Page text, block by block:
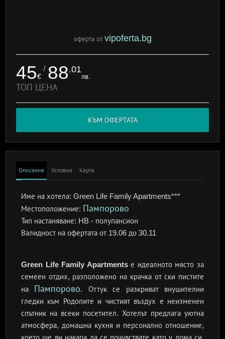
оферта от vipoferta.bg
45€
/ 88.01
лв.
ТОП ЦЕНА
КЪМ ОФЕРТАТА
Описание Условия Карта
Име на хотела:Green Life Family Apartments***
Местоположение: Пампорово
Тип настаняване: HB - полупансион
Валидност на офертатаот 19.06 до 30.11
Green Life Family Apartmentsе идеалното място за
семеен отдих, разположено на крачка от ски пистите
на
Пампорово. Оттук се разкриват внушителни
гледки към Родопите и чистият въздух е неизменен
спътник на всеки посетител. Хотелът предлага уютна
атмосфера, домашна кухня и персонално отношение,